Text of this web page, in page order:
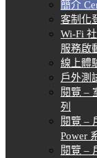
簡介
客制化
Wi-Fi
服務啟
線上體
戶外測
閱覽 –
列
閱覽 –
Power
閱覽 –